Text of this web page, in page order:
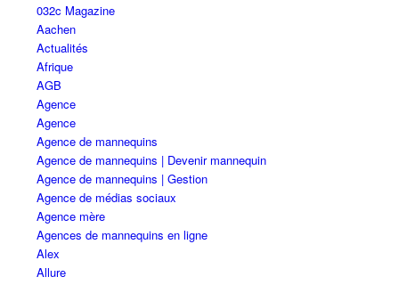
032c Magazine
Aachen
Actualités
Afrique
AGB
Agence
Agence
Agence de mannequins
Agence de mannequins | Devenir mannequin
Agence de mannequins | Gestion
Agence de médias sociaux
Agence mère
Agences de mannequins en ligne
Alex
Allure